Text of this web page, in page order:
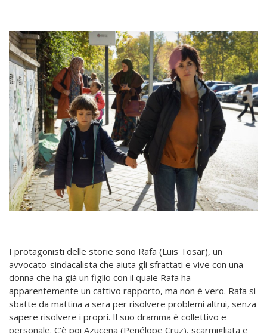
I protagonisti delle storie sono Rafa (Luis Tosar), un
avvocato-sindacalista che aiuta gli sfrattati e vive con una
donna che ha già un figlio con il quale Rafa ha
apparentemente un cattivo rapporto, ma non è vero. Rafa si
sbatte da mattina a sera per risolvere problemi altrui, senza
sapere risolvere i propri. Il suo dramma è collettivo e
personale. C’è poi Azucena (Penélope Cruz), scarmigliata e